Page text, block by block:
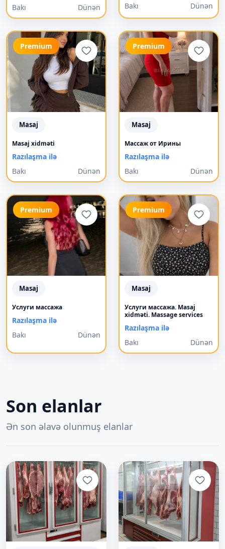
Bakı Dünən
Bakı
Dünən
Premium
Masaj
Masaj xidməti
Razılaşma ilə
Bakı
Dünən
Premium
Masaj
Mассаж от Ирины
Razılaşma ilə
Bakı
Dünən
Premium
Masaj
Услуги массажа
Razılaşma ilə
Bakı
Dünən
Premium
Masaj
Услуги массажа. Masaj
xidməti. Massage services
Razılaşma ilə
Bakı
Dünən
Son elanlar
Ən son əlavə olunmuş elanlar